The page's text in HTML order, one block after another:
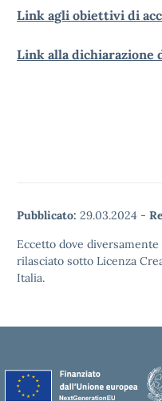
Link agli obiettivi di
Link alla dichiarazione
Pubblicato: 29.03.2024 -
Eccetto dove
rilasciato sotto Licenza
Italia.